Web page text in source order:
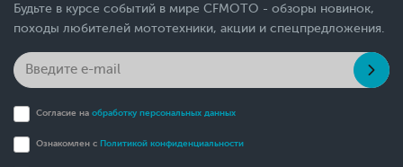
Будьте в курсе событий в мире CFMOTO - обзоры новинок,
походы любителей мототехники, акции и спецпредложения.
Согласие на обработку персональных данных
Ознакомлен с Политикой конфиденциальности